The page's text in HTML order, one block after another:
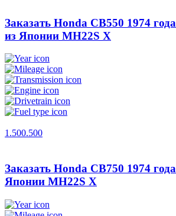
Заказать Honda CB550 1974
из Японии MH22S X
1.500.500
Заказать Honda CB750 1974
Японии MH22S X